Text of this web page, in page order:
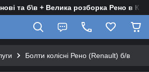
та б\в + Велика розборка Рено в
Болти колісні Рено (Renault) б/в